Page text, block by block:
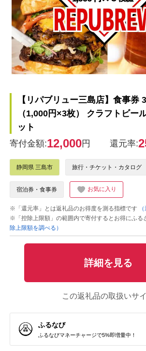
【リパブリュー三島店】食事券
（1,000円×3枚） クラフトビー
ット
寄付金額:12,000円 還元率:
静岡県 三島市 旅行・チケット・カタログ
宿泊券・食事券 お気に入り
※「還元率」とは返礼品のお得度を測る指標です
※「控除上限額」の範囲内で寄付するとお得にふる
除上限額を調べる）
詳細を見る
この返礼品の取扱いサ
ふるなび
ふるなびマネーチャージで5%即増量中！